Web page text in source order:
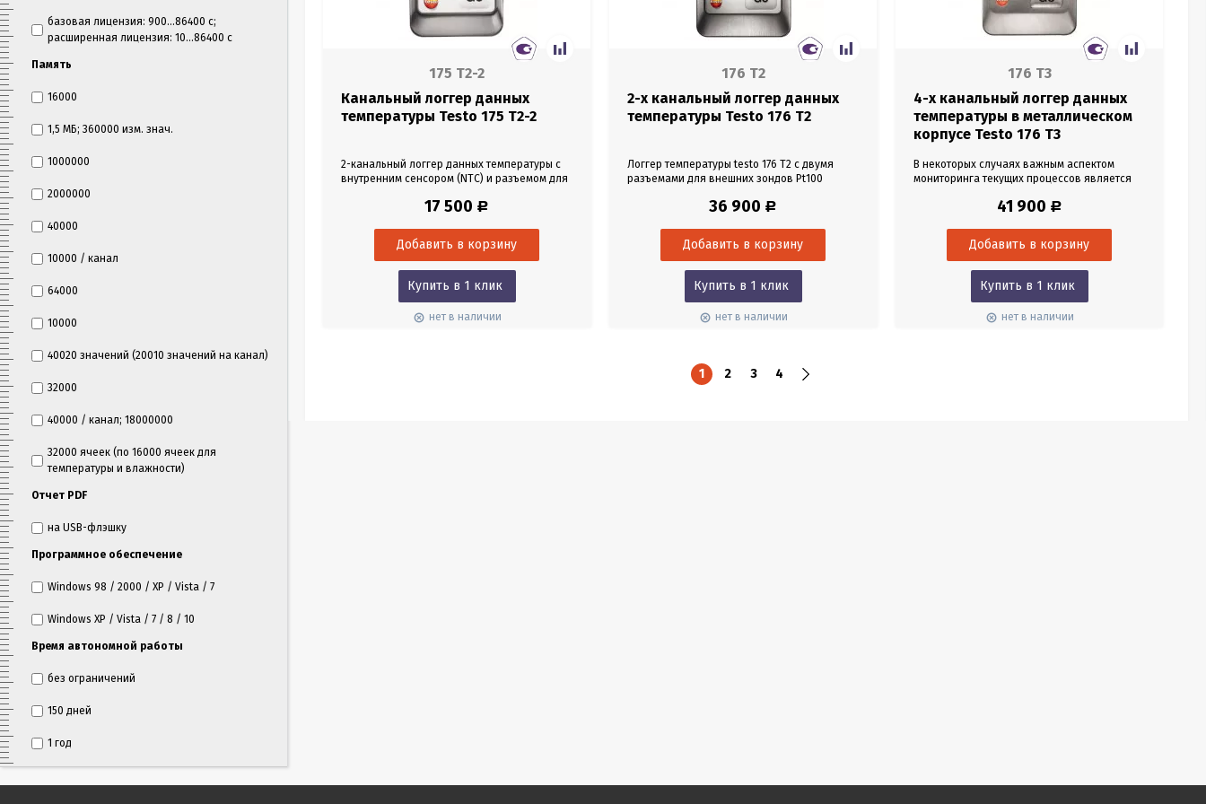
базовая лицензия: 900...86400 с;
расширенная лицензия: 10...86400 с
Память
16000
1,5 МБ; 360000 изм. знач.
1000000
2000000
40000
10000 / канал
64000
10000
40020 значений (20010 значений на канал)
32000
40000 / канал; 18000000
32000 ячеек (по 16000 ячеек для
температуры и влажности)
Отчет PDF
на USB-флэшку
Программное обеспечение
Windows 98 / 2000 / XP / Vista / 7
Windows XP / Vista / 7 / 8 / 10
Время автономной работы
без ограничений
150 дней
1 год
175 T2-2
Канальный логгер данных
температуры Testo 175 T2-2
2-канальный логгер данных температуры с
внутренним сенсором (NTC) и разъемом для
мониторингом и документированием
холодильных помещениях и морозильных
камерах не менее часто возникает
необходимость в измерении температуры
продукта. Логгер данных testo 175 T2
оснащен разъемом для...
17 500 Р
Купить в 1 клик
нет в наличии
176 T2
2-х канальный логгер данных
температуры Testo 176 T2
Логгер температуры testo 176 T2 с двумя
разъемами для внешних зондов Pt100
температуру одновременно в двух точках.
мониторинг температуры на двух участках.
Логгер данных оснащен большим дисплеем
для оптимального представления
результатов измерений. В таких областях...
36 900 Р
Купить в 1 клик
нет в наличии
176 T3
4-х канальный логгер данных
температуры в металлическом
корпусе Testo 176 T3
В некоторых случаях важным аспектом
мониторинга текущих процессов является
при превышении предельных значений.
металлическом корпусе - оптимальное
решение задачи, направленной на
измерение и регистрацию значений
температуры одновременно на 4-х участках
промышленного...
41 900 Р
Купить в 1 клик
нет в наличии
1 2 3 4